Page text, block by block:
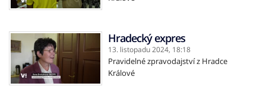
Hradecký expres
13. listopadu 2024, 18:18
Pravidelné zpravodajství z Hradce
Králové